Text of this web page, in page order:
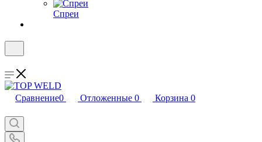
Спреи
Сравнение0 Отложенные 0 Корзина 0